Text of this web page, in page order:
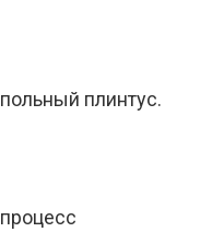
плинтус.